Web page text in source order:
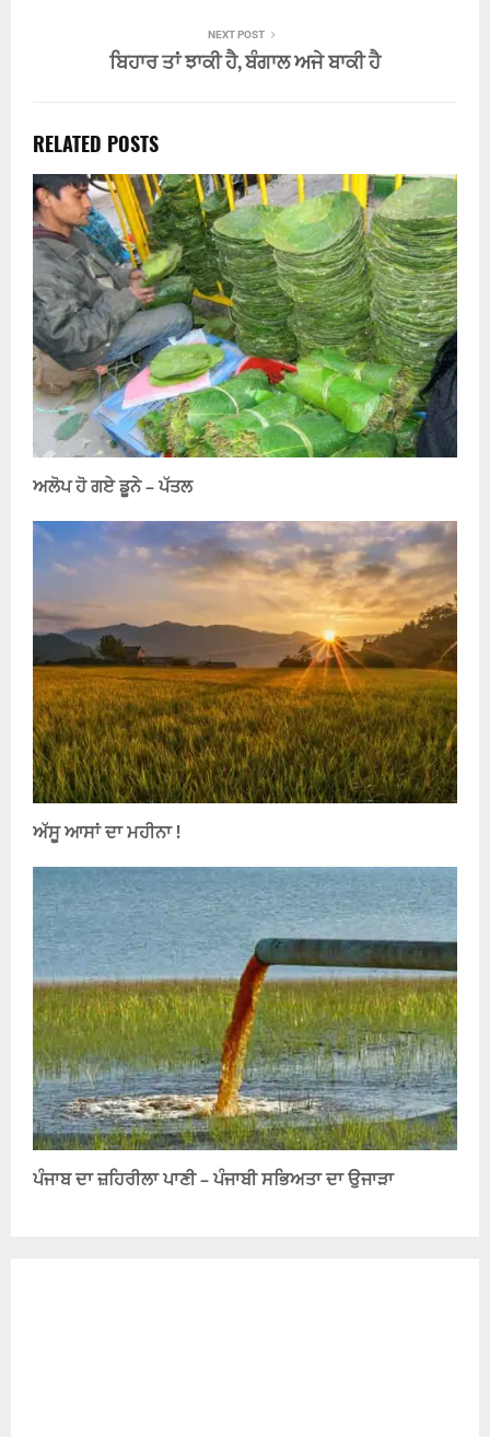
NEXT POST
ਬਿਹਾਰ ਤਾਂ ਝਾਕੀ ਹੈ, ਬੰਗਾਲ ਅਜੇ ਬਾਕੀ ਹੈ
RELATED POSTS
ਅਲੋਪ ਹੋ ਗਏ ਡੂਨੇ – ਪੱਤਲ
ਅੱਸੂ ਆਸਾਂ ਦਾ ਮਹੀਨਾ !
ਪੰਜਾਬ ਦਾ ਜ਼ਹਿਰੀਲਾ ਪਾਣੀ – ਪੰਜਾਬੀ ਸਭਿਅਤਾ ਦਾ ਉਜਾੜਾ